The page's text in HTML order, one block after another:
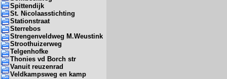
Spittendijk
St. Nicolaasstichting
Stationstraat
Sterrebos
Strengenveldweg M.Weustink
Stroothuizerweg
Telgenhofke
Thonies vd Borch str
Vanuit reuzenrad
Veldkampsweg en kamp